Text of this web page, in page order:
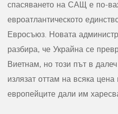
спасяването на САЩ е по-
евроатлантическото
Евросъюз. Новата
разбира, че Украйна се
Виетнам, но този път в
излязат оттам на всяка цена
европейците дали им